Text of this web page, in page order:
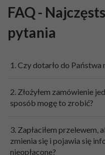
FAQ -
pytania
1. Czy dotarło do Państwa
2. Złożyłem zamówienie
sposób mogę to zrobić?
3. Zapłaciłem przelewem,
zmienia się i pojawia się
nieopłacone?